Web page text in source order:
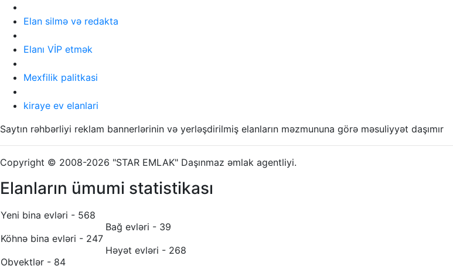
Elan silmə və redakta
Elanı VİP etmək
Mexfilik palitkasi
kiraye ev elanlari
Saytın rəhbərliyi reklam bannerlərinin və yerləşdirilmiş elanların məzmununa görə məsuliyyət daşımır
Copyright © 2008-2026 "STAR EMLAK" Daşınmaz əmlak agentliyi.
Elanların ümumi statistikası
Yeni bina evləri - 568
Köhnə bina evləri - 247
Obyektlər - 84
Bağ evləri - 39
Həyət evləri - 268